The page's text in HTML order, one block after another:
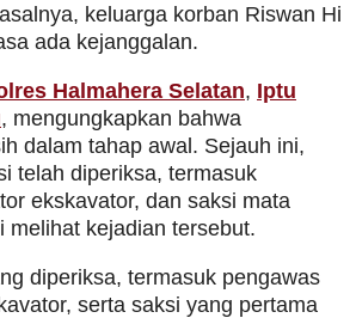
keluarga korban Riswan Hi
ada kejanggalan.
Halmahera Selatan, Iptu
, mengungkapkan bahwa
dalam tahap awal. Sejauh ini,
telah diperiksa, termasuk
ekskavator, dan saksi mata
melihat kejadian tersebut.
diperiksa, termasuk pengawas
serta saksi yang pertama